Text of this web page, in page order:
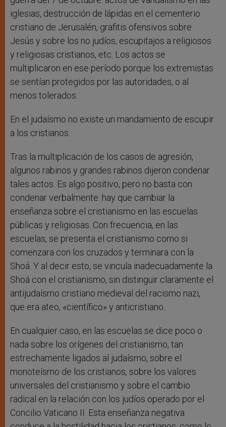
iglesias, destrucción de lápidas en el cementerio
cristiano de Jerusalén, grafitis ofensivos sobre
Jesús y sobre los no judíos, escupitajos a religiosos
y religiosas cristianos, etc. Los actos se
multiplicaron en ese período porque los extremistas
se sentían protegidos por las autoridades, o al
menos tolerados.
En el judaísmo no existe un mandamiento de escupir
a los cristianos.
Tras la multiplicación de los casos de agresión,
algunos rabinos y grandes rabinos dijeron condenar
tales actos. Es algo positivo, pero no basta con
condenar verbalmente: hay que cambiar la
enseñanza sobre el cristianismo en las escuelas
públicas y religiosas. Con frecuencia, en las
escuelas, se presenta el cristianismo como si
comenzara con los cruzados y terminara con la
Shoá. Y al decir esto, se vincula inadecuadamente la
Shoá con el cristianismo, sin distinguir claramente el
antijudaísmo cristiano medieval del racismo nazi,
que era ateo, «científico» y anticristiano.
En cualquier caso, en las escuelas se dice poco o
nada sobre los orígenes del cristianismo, tan
estrechamente ligados al judaísmo, sobre el
monoteísmo de los cristianos, sobre los valores
universales del cristianismo y sobre el cambio
radical en la relación con los judíos operado por el
Concilio Vaticano II. Esta enseñanza negativa